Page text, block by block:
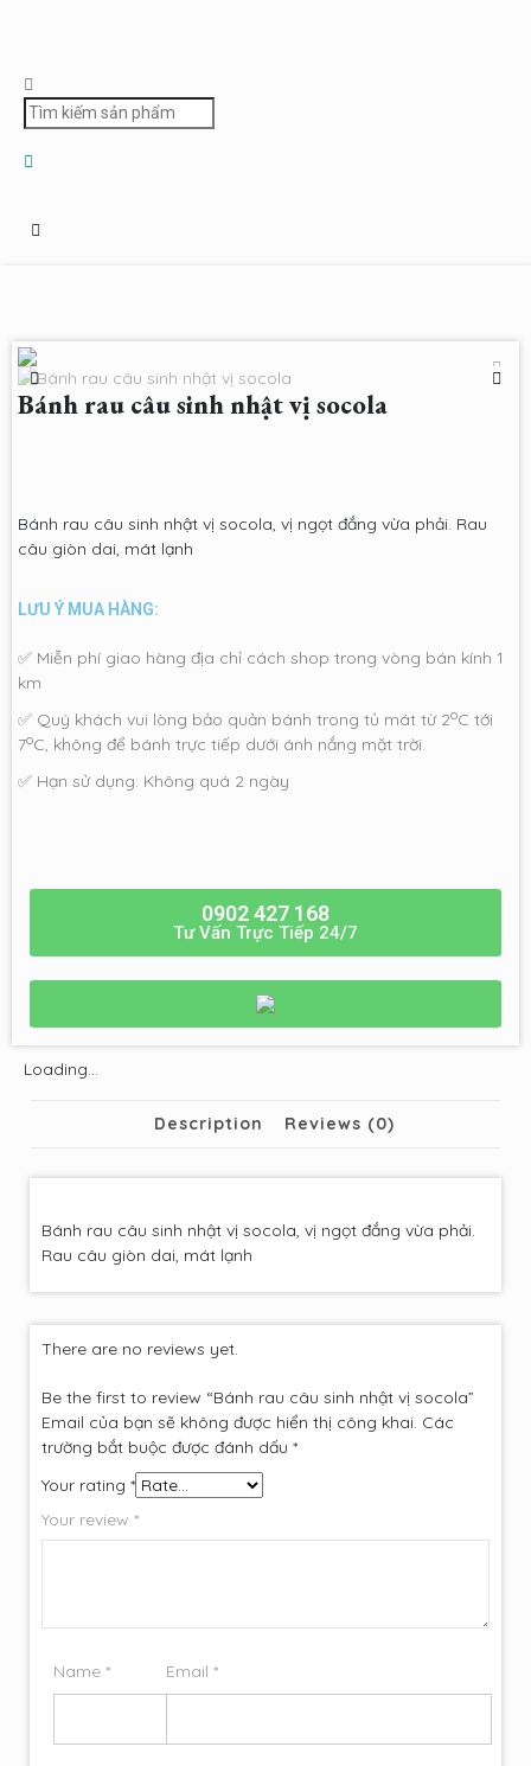
Bánh rau câu sinh nhật vị socola
Bánh rau câu sinh nhật vị socola, vị ngọt đắng vừa phải. Rau
câu giòn dai, mát lạnh
LƯU Ý MUA HÀNG:
✅ Miễn phí giao hàng địa chỉ cách shop trong vòng bán kính 1
km
✅ Quý khách vui lòng bảo quản bánh trong tủ mát từ 2oC tới
7oC, không để bánh trực tiếp dưới ánh nắng mặt trời.
✅ Hạn sử dụng: Không quá 2 ngày
0902 427 168
Tư Vấn Trực Tiếp 24/7
Loading...
Description Reviews (0)
Bánh rau câu sinh nhật vị socola, vị ngọt đắng vừa phải.
Rau câu giòn dai, mát lạnh
There are no reviews yet.
Be the first to review “Bánh rau câu sinh nhật vị socola”
Email của bạn sẽ không được hiển thị công khai. Các
trường bắt buộc được đánh dấu *
Your rating *
Your review *
Name * Email *